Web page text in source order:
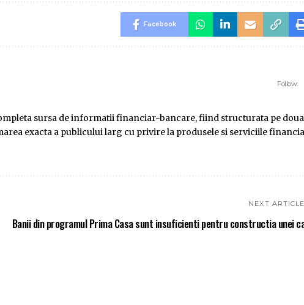
Facebook
Follow:
sursa de informatii financiar-bancare, fiind structurata pe doua
exacta a publicului larg cu privire la produsele si serviciile
NEXT
Banii din programul Prima Casa sunt insuficienti pentru constructia unei